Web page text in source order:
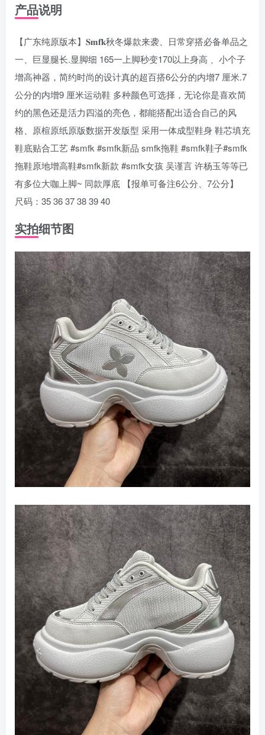
产品说明
【广东纯原版本】𝐒𝐦𝐟𝐤秋冬爆款来袭、日常穿搭必备单品之
一、巨显腿长.显脚细 165一上脚秒变170以上身高 、小个子
增高神器，简约时尚的设计真的超百搭6公分的内增7 厘米.7
公分的内增9 厘米运动鞋 多种颜色可选择，无论你是喜欢简
约的黑色还是活力四溢的亮色，都能搭配出适合自己的风
格、原楦原纸原版数据开发版型 采用一体成型鞋身 鞋芯填充
鞋底贴合工艺 #smfk #smfk新品 smfk拖鞋 #smfk鞋子#smfk
拖鞋原地增高鞋#smfk新款 #smfk女孩 吴谨言 许杨玉等等已
有多位大咖上脚~ 同款厚底 【报单可备注6公分、7公分】
尺码：35 36 37 38 39 40
实拍细节图